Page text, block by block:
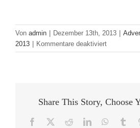
Von admin | Dezember 13th, 2013 |
2013 | Kommentare deaktiviertfür
Share This Story, Choose
Facebook RedditLinkedIn